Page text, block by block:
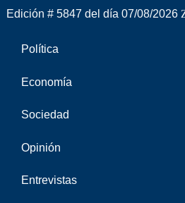
Edición # 5847 del día 07/08/2026
Política
Economía
Sociedad
Opinión
Entrevistas